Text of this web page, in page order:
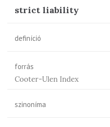
strict liability
definíció
forrás
Cooter-Ulen Index
szinoníma